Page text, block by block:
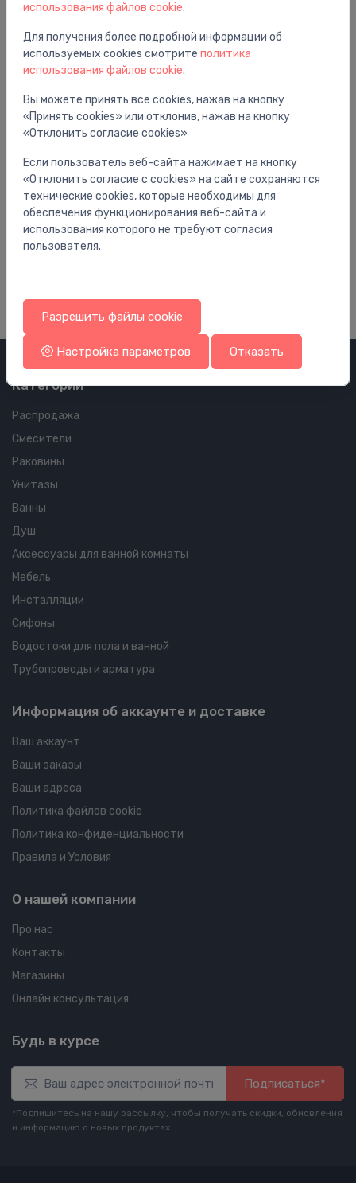
Принадлежности для точечные сливов поля и ванной
Advantix-sifons pretsmakas
Категории
Распродажа
Смесители
Раковины
Унитазы
Ванны
Душ
Аксессуары для ванной комнаты
Мебель
Инсталляции
Сифоны
Водостоки для пола и ванной
Трубопроводы и арматура
Информация об аккаунте и доставке
Ваш аккаунт
Ваши заказы
Ваши адреса
Политика файлов cookie
Политика конфиденциальности
Правила и Условия
О нашей компании
Про нас
Контакты
Магазины
Онлайн консультация
Будь в курсе
Подписаться*
*Подпишитесь на нашу рассылку, чтобы получать скидки, обновления
и информацию о новых продуктах
использования файлов cookie.
Для получения более подробной информации об
используемых cookies смотрите политика
использования файлов cookie.
Вы можете принять все cookies, нажав на кнопку
«Принять cookies» или отклонив, нажав на кнопку
«Отклонить согласие cookies»
Если пользователь веб-сайта нажимает на кнопку
«Отклонить согласие с cookies» на сайте сохраняются
технические cookies, которые необходимы для
обеспечения функционирования веб-сайта и
использования которого не требуют согласия
пользователя.
Разрешить файлы cookie
Настройка параметров Отказать